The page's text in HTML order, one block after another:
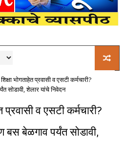
भोगताहेत प्रवासी व एसटी कर्मचारी?
सोडावी, शेलार यांचे निवेदन
प्रवासी व एसटी कर्मचारी?
बेळगाव पर्यंत सोडावी,